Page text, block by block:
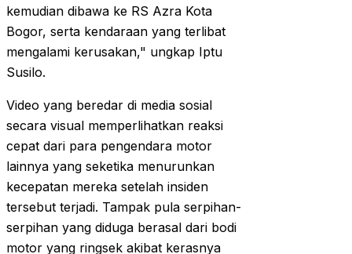
kemudian dibawa ke RS Azra Kota
Bogor, serta kendaraan yang terlibat
mengalami kerusakan," ungkap Iptu
Susilo.
Video yang beredar di media sosial
secara visual memperlihatkan reaksi
cepat dari para pengendara motor
lainnya yang seketika menurunkan
kecepatan mereka setelah insiden
tersebut terjadi. Tampak pula serpihan-
serpihan yang diduga berasal dari bodi
motor yang ringsek akibat kerasnya